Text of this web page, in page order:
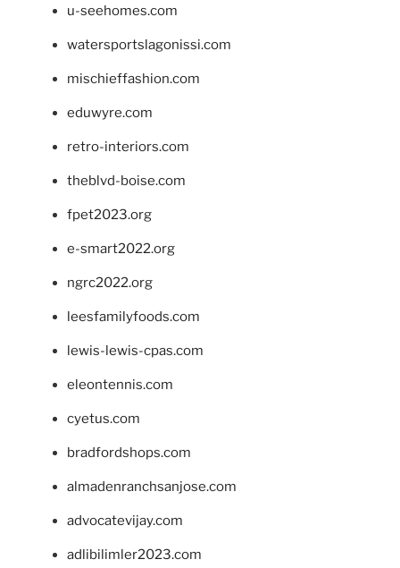
u-seehomes.com
watersportslagonissi.com
mischieffashion.com
eduwyre.com
retro-interiors.com
theblvd-boise.com
fpet2023.org
e-smart2022.org
ngrc2022.org
leesfamilyfoods.com
lewis-lewis-cpas.com
eleontennis.com
cyetus.com
bradfordshops.com
almadenranchsanjose.com
advocatevijay.com
adlibilimler2023.com